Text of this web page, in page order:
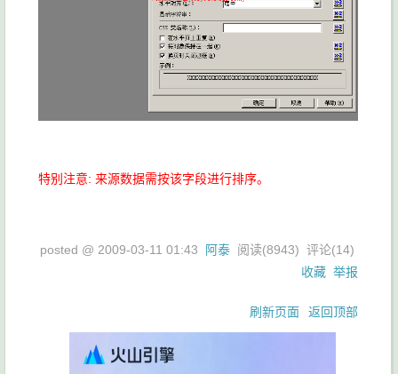
特别注意: 来源数据需按该字段进行排序。
posted @ 2009-03-11 01:43 阿泰 阅读(8943) 评论(14)
收藏 举报
刷新页面 返回顶部